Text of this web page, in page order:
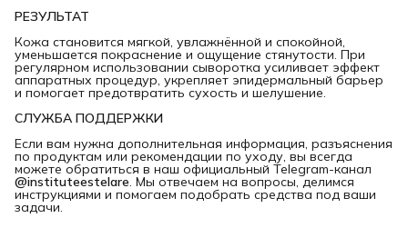
РЕЗУЛЬТАТ
Кожа становится мягкой, увлажнённой и спокойной,
уменьшается покраснение и ощущение стянутости. При
регулярном использовании сыворотка усиливает эффект
аппаратных процедур, укрепляет эпидермальный барьер
и помогает предотвратить сухость и шелушение.
СЛУЖБА ПОДДЕРЖКИ
Если вам нужна дополнительная информация, разъяснения
по продуктам или рекомендации по уходу, вы всегда
можете обратиться в наш официальный Telegram-канал
@instituteestelare. Мы отвечаем на вопросы, делимся
инструкциями и помогаем подобрать средства под ваши
задачи.